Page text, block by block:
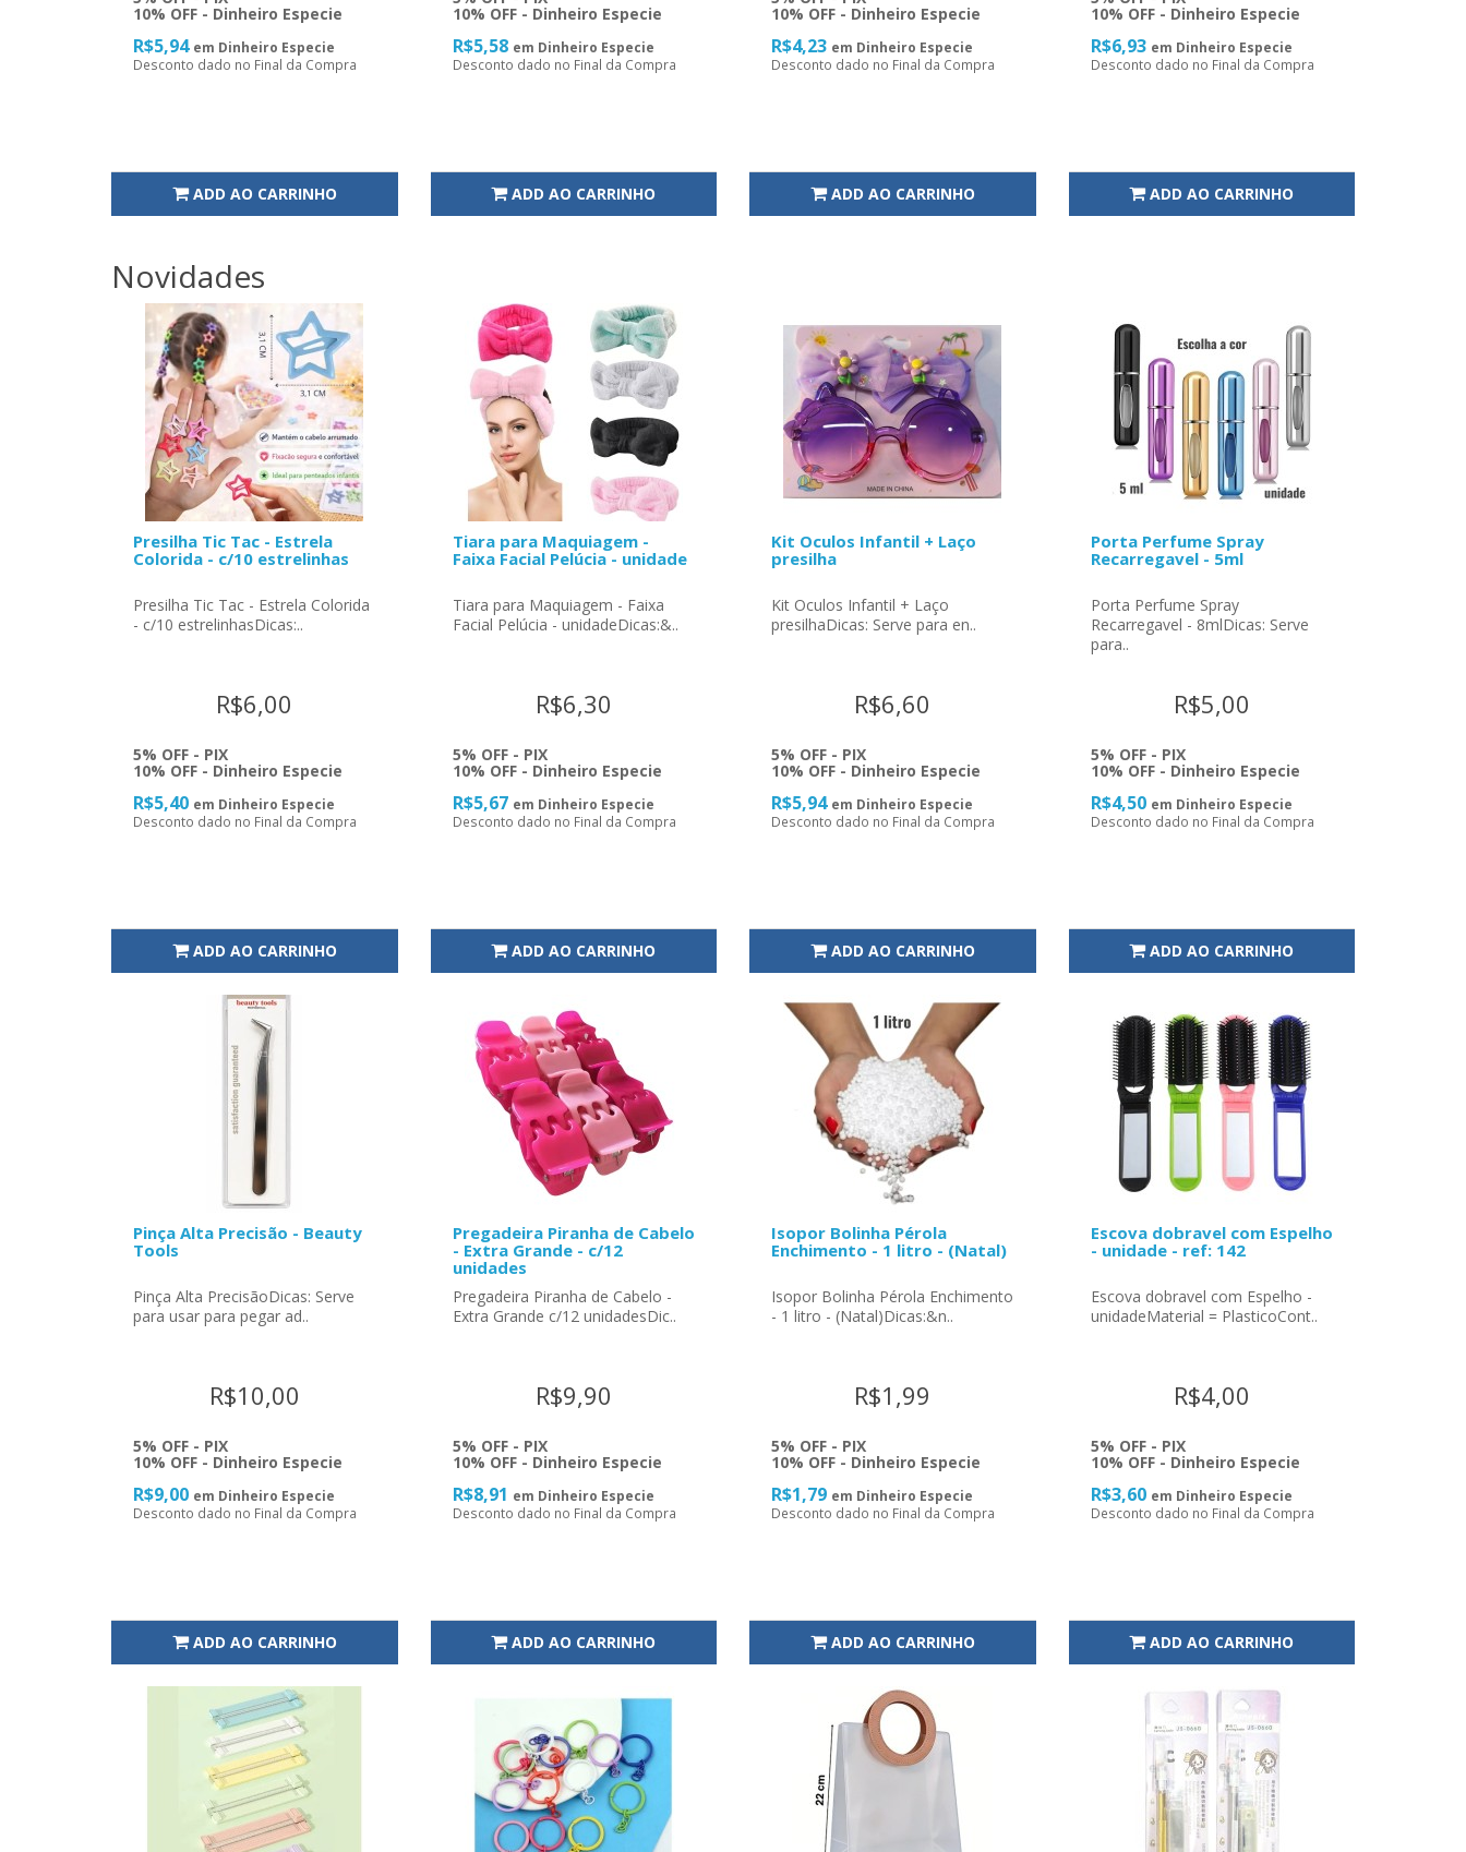
10% OFF - Dinheiro Especie
R$5,94 em Dinheiro Especie
Desconto dado no Final da Compra
ADD AO CARRINHO
10% OFF - Dinheiro Especie
R$5,58 em Dinheiro Especie
Desconto dado no Final da Compra
ADD AO CARRINHO
10% OFF - Dinheiro Especie
R$4,23 em Dinheiro Especie
Desconto dado no Final da Compra
ADD AO CARRINHO
10% OFF - Dinheiro Especie
R$6,93 em Dinheiro Especie
Desconto dado no Final da Compra
ADD AO CARRINHO
Novidades
Presilha Tic Tac - Estrela
Colorida - c/10 estrelinhas
Presilha Tic Tac - Estrela Colorida
- c/10 estrelinhasDicas:..
R$6,00
5% OFF - PIX
10% OFF - Dinheiro Especie
R$5,40 em Dinheiro Especie
Desconto dado no Final da Compra
ADD AO CARRINHO
Tiara para Maquiagem -
Faixa Facial Pelúcia - unidade
Tiara para Maquiagem - Faixa
Facial Pelúcia - unidadeDicas:&..
R$6,30
5% OFF - PIX
10% OFF - Dinheiro Especie
R$5,67 em Dinheiro Especie
Desconto dado no Final da Compra
ADD AO CARRINHO
Kit Oculos Infantil + Laço
presilha
Kit Oculos Infantil + Laço
presilhaDicas: Serve para en..
R$6,60
5% OFF - PIX
10% OFF - Dinheiro Especie
R$5,94 em Dinheiro Especie
Desconto dado no Final da Compra
ADD AO CARRINHO
Porta Perfume Spray
Recarregavel - 5ml
Porta Perfume Spray
Recarregavel - 8mlDicas: Serve
para..
R$5,00
5% OFF - PIX
10% OFF - Dinheiro Especie
R$4,50 em Dinheiro Especie
Desconto dado no Final da Compra
ADD AO CARRINHO
Pinça Alta Precisão - Beauty
Tools
Pinça Alta PrecisãoDicas: Serve
para usar para pegar ad..
R$10,00
5% OFF - PIX
10% OFF - Dinheiro Especie
R$9,00 em Dinheiro Especie
Desconto dado no Final da Compra
ADD AO CARRINHO
Pregadeira Piranha de Cabelo
- Extra Grande - c/12
unidades
Pregadeira Piranha de Cabelo -
Extra Grande c/12 unidadesDic..
R$9,90
5% OFF - PIX
10% OFF - Dinheiro Especie
R$8,91 em Dinheiro Especie
Desconto dado no Final da Compra
ADD AO CARRINHO
Isopor Bolinha Pérola
Enchimento - 1 litro - (Natal)
Isopor Bolinha Pérola Enchimento
- 1 litro - (Natal)Dicas:&n..
R$1,99
5% OFF - PIX
10% OFF - Dinheiro Especie
R$1,79 em Dinheiro Especie
Desconto dado no Final da Compra
ADD AO CARRINHO
Escova dobravel com Espelho
- unidade - ref: 142
Escova dobravel com Espelho -
unidadeMaterial = PlasticoCont..
R$4,00
5% OFF - PIX
10% OFF - Dinheiro Especie
R$3,60 em Dinheiro Especie
Desconto dado no Final da Compra
ADD AO CARRINHO